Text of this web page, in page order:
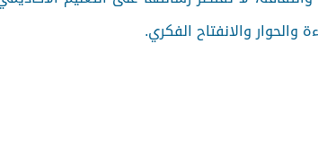
والانفتاح الفكري.